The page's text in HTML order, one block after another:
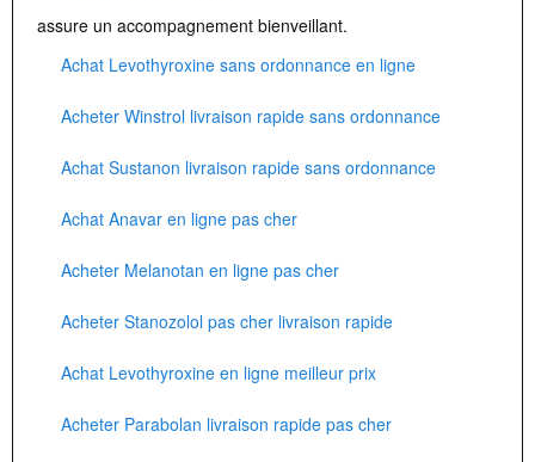
assure un accompagnement bienveillant.
Achat Levothyroxine sans ordonnance en ligne
Acheter Winstrol livraison rapide sans ordonnance
Achat Sustanon livraison rapide sans ordonnance
Achat Anavar en ligne pas cher
Acheter Melanotan en ligne pas cher
Acheter Stanozolol pas cher livraison rapide
Achat Levothyroxine en ligne meilleur prix
Acheter Parabolan livraison rapide pas cher